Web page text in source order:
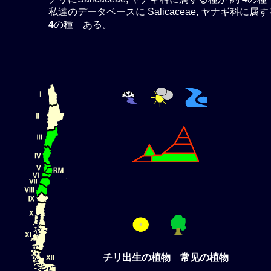
私達のデータベースに Salicaceae, ヤナギ科に属す
4の種 ある。
チリ出生の植物 常见の植物